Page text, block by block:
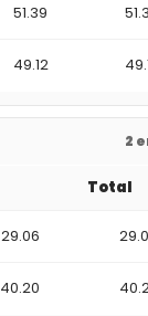
51.39
49.12
2
Total
29.06
40.20